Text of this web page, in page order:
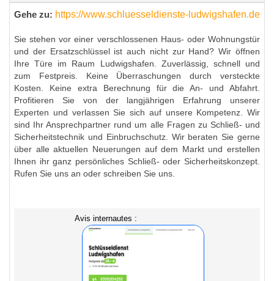
Gehe zu: https://www.schluesseldienste-ludwigshafen.de
Sie stehen vor einer verschlossenen Haus- oder Wohnungstür
und der Ersatzschlüssel ist auch nicht zur Hand? Wir öffnen
Ihre Türe im Raum Ludwigshafen. Zuverlässig, schnell und
zum Festpreis. Keine Überraschungen durch versteckte
Kosten. Keine extra Berechnung für die An- und Abfahrt.
Profitieren Sie von der langjährigen Erfahrung unserer
Experten und verlassen Sie sich auf unsere Kompetenz. Wir
sind Ihr Ansprechpartner rund um alle Fragen zu Schließ- und
Sicherheitstechnik und Einbruchschutz. Wir beraten Sie gerne
über alle aktuellen Neuerungen auf dem Markt und erstellen
Ihnen ihr ganz persönliches Schließ- oder Sicherheitskonzept.
Rufen Sie uns an oder schreiben Sie uns.
Avis internautes :